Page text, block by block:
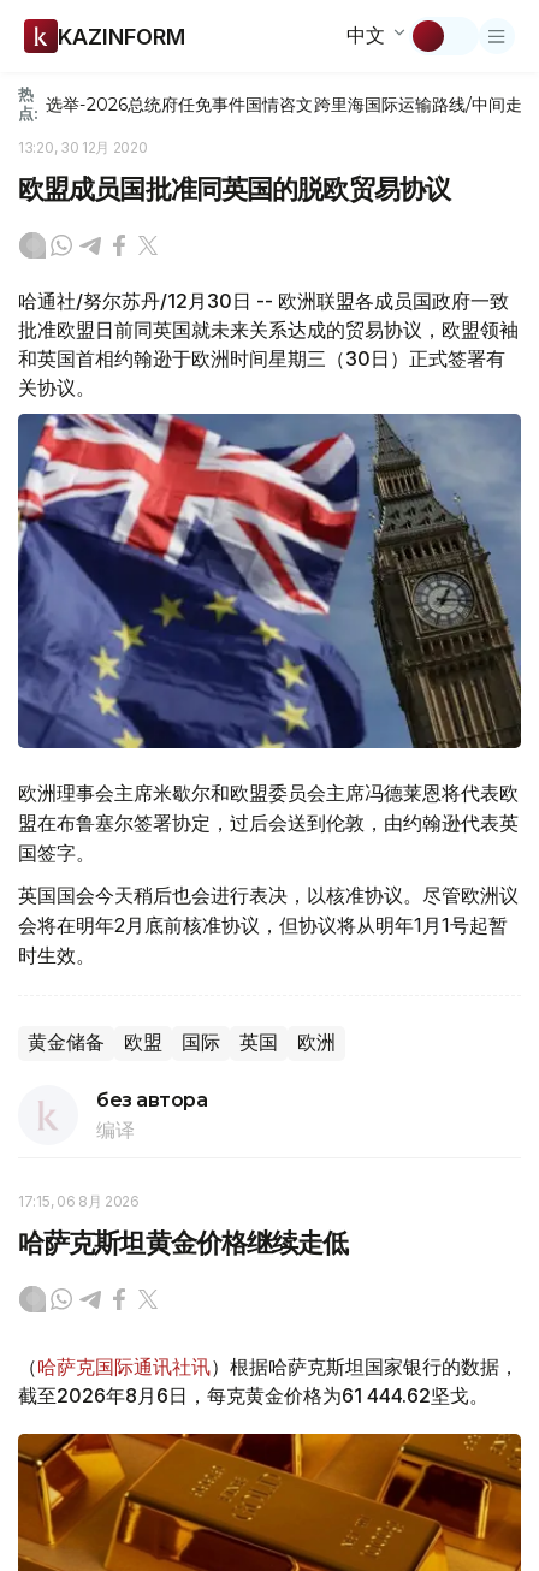
KAZINFORM 中文
热
点: 选举-2026总统府任免事件国情咨文跨里海国际运输路线/中间走廊
13:20, 30 12月 2020
欧盟成员国批准同英国的脱欧贸易协议
哈通社/努尔苏丹/12月30日 -- 欧洲联盟各成员国政府一致
批准欧盟日前同英国就未来关系达成的贸易协议，欧盟领袖
和英国首相约翰逊于欧洲时间星期三（30日）正式签署有
关协议。
欧洲理事会主席米歇尔和欧盟委员会主席冯德莱恩将代表欧
盟在布鲁塞尔签署协定，过后会送到伦敦，由约翰逊代表英
国签字。
英国国会今天稍后也会进行表决，以核准协议。尽管欧洲议
会将在明年2月底前核准协议，但协议将从明年1月1号起暂
时生效。
黄金储备 欧盟 国际 英国 欧洲
без автора
编译
17:15, 06 8月 2026
哈萨克斯坦黄金价格继续走低
（哈萨克国际通讯社讯）根据哈萨克斯坦国家银行的数据，
截至2026年8月6日，每克黄金价格为61 444.62坚戈。